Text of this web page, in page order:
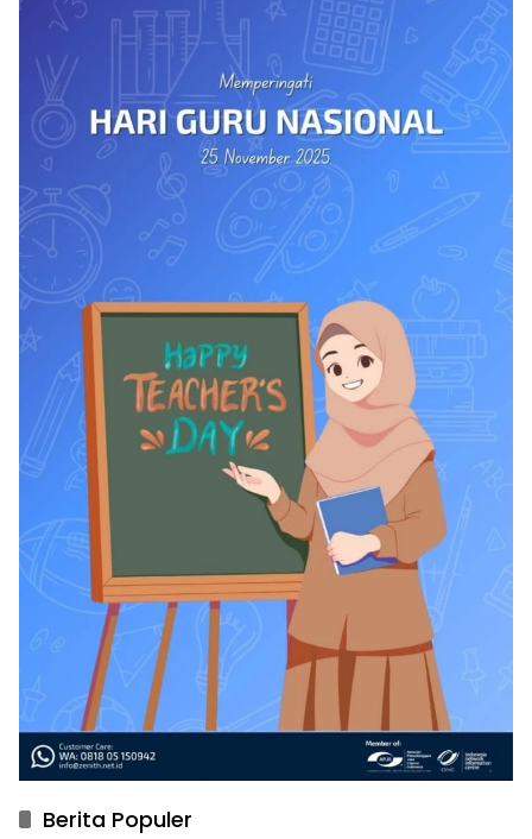
Berita Populer